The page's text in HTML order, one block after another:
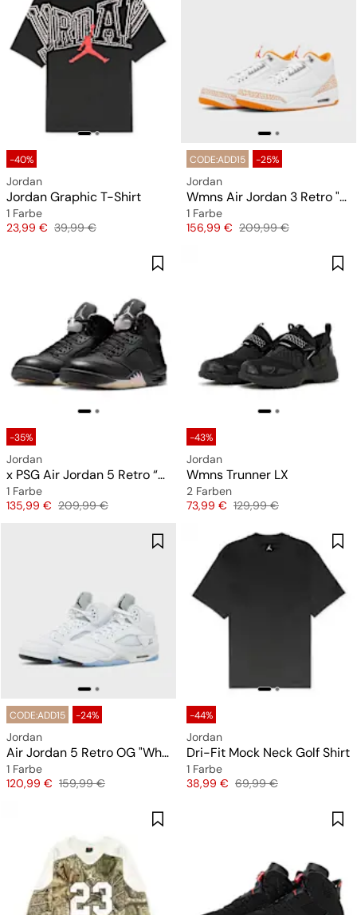
-40%
Jordan
Jordan Graphic T-Shirt
1 Farbe
Preis
23,99 € Originalpreis
39,99 €
CODE:ADD15 -25%
Jordan
Wmns Air Jordan 3 Retro "Orange Citrus"
1 Farbe
Preis
156,99 € Originalpreis
209,99 €
-35%
Jordan
x PSG Air Jordan 5 Retro “Off Noir”
1 Farbe
Preis
135,99 € Originalpreis
209,99 €
-43%
Jordan
Wmns Trunner LX
2 Farben
Preis
73,99 € Originalpreis
129,99 €
CODE:ADD15 -24%
Jordan
Air Jordan 5 Retro OG "White Metallic" (GS)
1 Farbe
Preis
120,99 € Originalpreis
159,99 €
-44%
Jordan
Dri-Fit Mock Neck Golf Shirt
1 Farbe
Preis
38,99 € Originalpreis
69,99 €